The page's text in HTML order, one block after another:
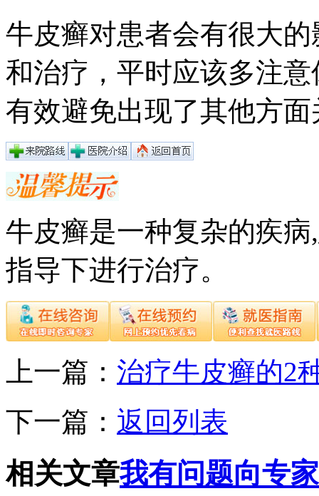
牛皮癣对患者会有很大
和治疗，平时应该多注
有效避免出现了其他方
牛皮癣是一种复杂的疾
指导下进行治疗。
上一篇： 治疗牛皮癣的2
下一篇： 返回列表
相关文章我有问题向专